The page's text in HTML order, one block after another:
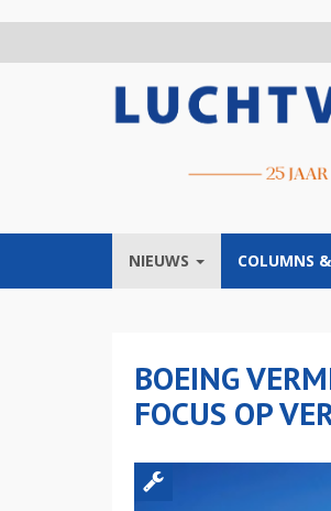
NIEUWS COLUMNS
BOEING
FOCUS OP